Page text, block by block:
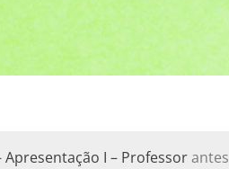
Apresentação I – Professorantes